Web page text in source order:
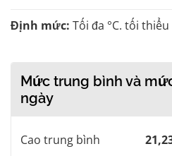
Định mức: Tối đa °C. tối thiểu
Mức trung bình và
ngày
Cao trung bình